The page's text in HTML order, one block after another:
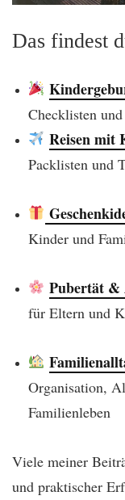
Das findest
Checklisten
Reisen mit
Packlisten und
Kinder und
Pubertät
für Eltern und
Organisation,
Familienleben
Viele meiner
und praktischer